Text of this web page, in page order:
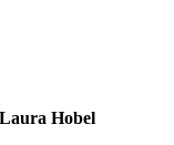
Laura Hobel